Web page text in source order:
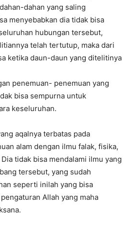
dahan yang saling
menyebabkan dia tidak bisa
hubungan tersebut,
telah tertutup, maka dari
ketika daun-daun yang ditelitinya
penemuan- penemuan yang
bisa sempurna untuk
keseluruhan.
aqalnya terbatas pada
alam dengan ilmu falak, fisika,
tidak bisa mendalami ilmu yang
tersebut, yang sudah
seperti inilah yang bisa
Allah yang maha